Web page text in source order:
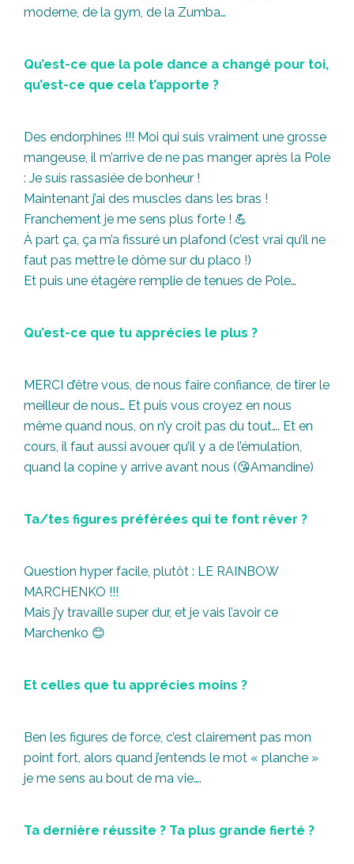
moderne, de la gym, de la Zumba…
Qu’est-ce que la pole dance a changé pour toi,
qu’est-ce que cela t’apporte ?
Des endorphines !!! Moi qui suis vraiment une grosse
mangeuse, il m’arrive de ne pas manger après la Pole
: Je suis rassasiée de bonheur !
Maintenant j’ai des muscles dans les bras !
Franchement je me sens plus forte ! 💪
À part ça, ça m’a fissuré un plafond (c’est vrai qu’il ne
faut pas mettre le dôme sur du placo !)
Et puis une étagère remplie de tenues de Pole…
Qu’est-ce que tu apprécies le plus ?
MERCI d’être vous, de nous faire confiance, de tirer le
meilleur de nous… Et puis vous croyez en nous
même quand nous, on n’y croit pas du tout…. Et en
cours, il faut aussi avouer qu’il y a de l’émulation,
quand la copine y arrive avant nous (😘Amandine)
Ta/tes figures préférées qui te font rêver ?
Question hyper facile, plutôt : LE RAINBOW
MARCHENKO !!!
Mais j’y travaille super dur, et je vais l’avoir ce
Marchenko 😊
Et celles que tu apprécies moins ?
Ben les figures de force, c’est clairement pas mon
point fort, alors quand j’entends le mot « planche »
je me sens au bout de ma vie….
Ta dernière réussite ? Ta plus grande fierté ?